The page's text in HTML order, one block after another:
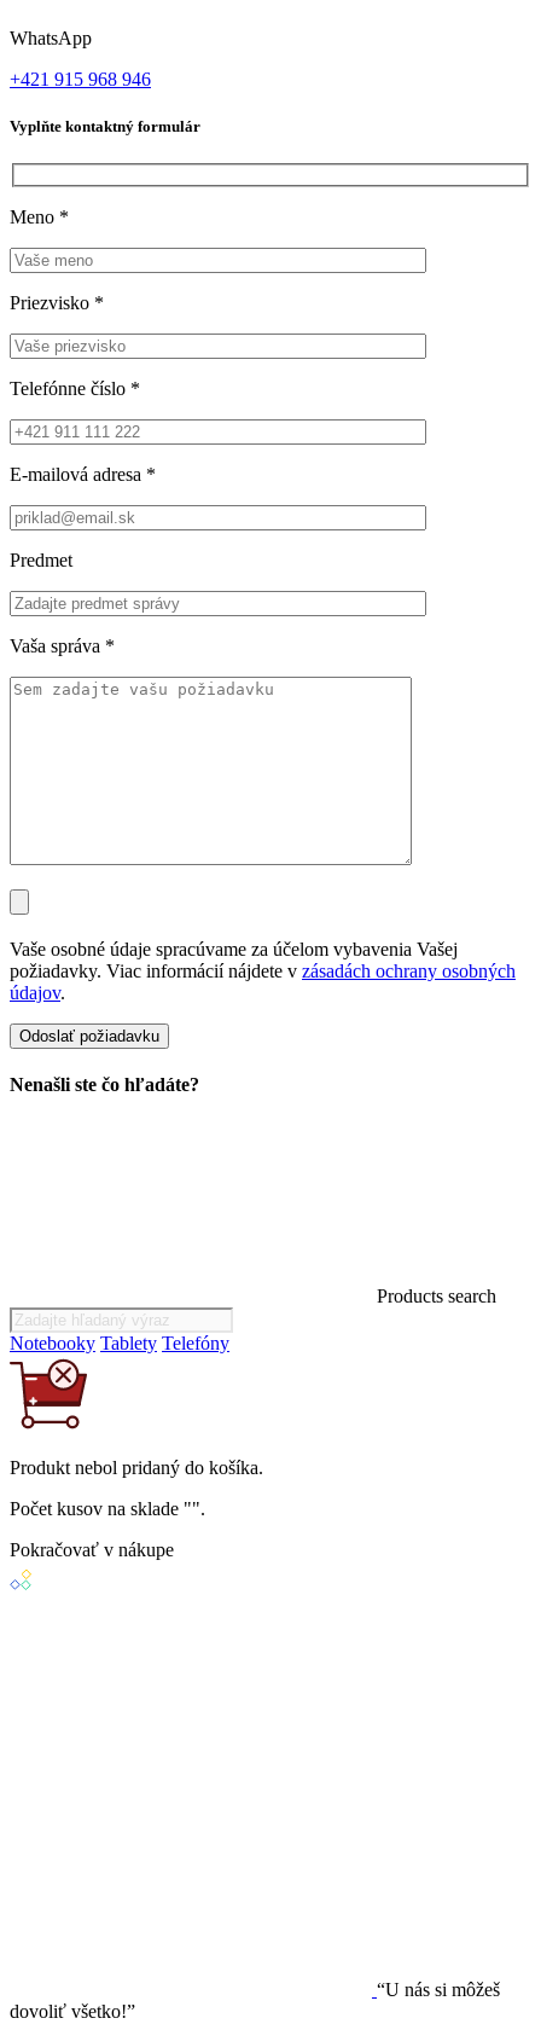
WhatsApp
+421 915 968 946
Vyplňte kontaktný formulár
Meno *
Priezvisko *
Telefónne číslo *
E-mailová adresa *
Predmet
Vaša správa *
Vaše osobné údaje spracúvame za účelom vybavenia Vašej
požiadavky. Viac informácií nájdete v zásadách ochrany osobných
údajov.
Nenašli ste čo hľadáte?
Products search
Notebooky Tablety Telefóny
Produkt nebol pridaný do košíka.
Počet kusov na sklade "".
Pokračovať v nákupe
“U nás si môžeš
dovoliť všetko!”